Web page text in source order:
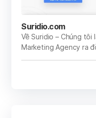
Suridio.com
Về Suridio – Chúng tôi
Marketing Agency ra